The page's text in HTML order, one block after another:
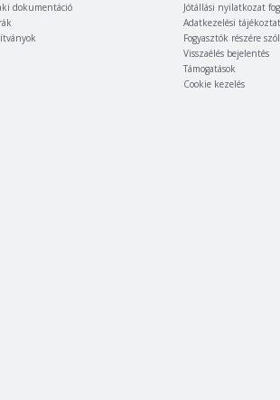
dokumentáció
Jótállási nyilatkozat
Adatkezelési
Fogyasztók részére
Visszaélés bejelentés
Támogatások
Cookie kezelés